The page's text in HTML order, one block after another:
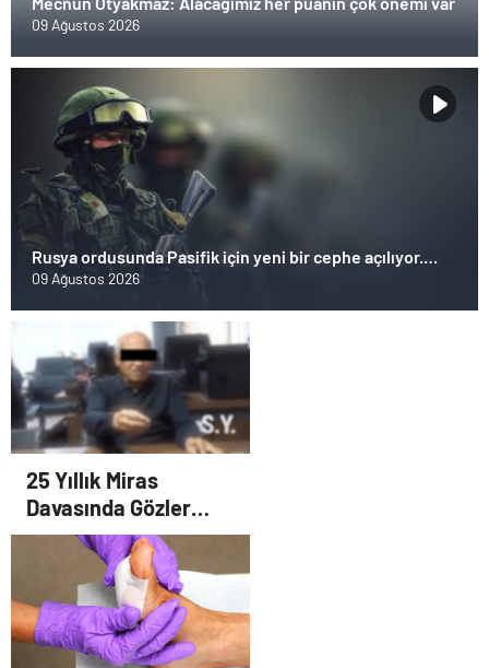
09 Ağustos 2026
Rusya ordusunda Pasifik için yeni bir cephe açılıyor.
Çin’in ilk tepkisi!
09 Ağustos 2026
25 Yıllık Miras
Davasında Gözler
Temmuz Ayındaki
Karar Duruşmasına
Çevrildi